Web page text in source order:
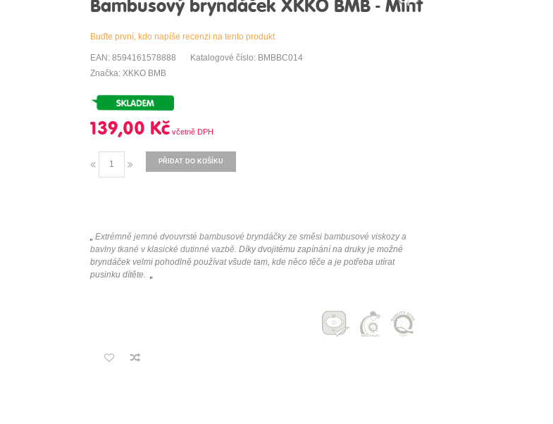
Bambusový bryndáček XKKO BMB - Mint
Buďte první, kdo napíše recenzi na tento produkt
EAN: 8594161578888
Katalogové číslo: BMBBC014
Značka: XKKO BMB
139,00 Kč
PŘIDAT DO KOŠÍKU
„ Extrémně jemné dvouvrsté bambusové bryndáčky ze směsi bambusové viskozy a
bavlny tkané v klasické dutinné vazbě. Díky dvojitému zapínání na druky je možné
bryndáček velmi pohodlně používat všude tam, kde něco těče a je potřeba utírat
pusinku dítěte. „